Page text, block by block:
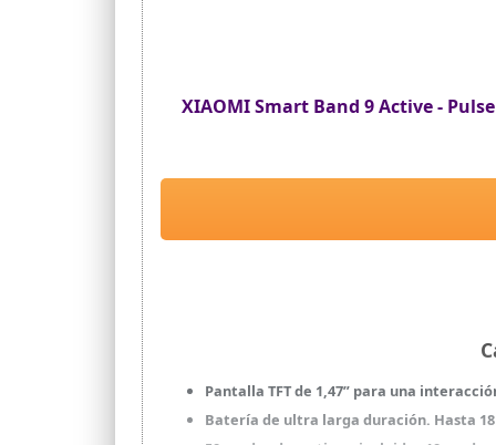
XIAOMI Smart Band 9 Active -
Pantalla TFT de 1,47” para una
Batería de ultra larga duración. Hasta